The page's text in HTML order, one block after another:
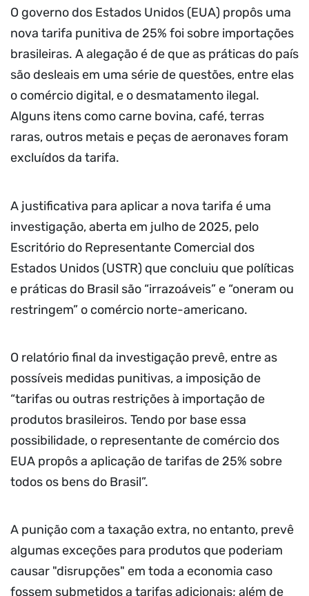
O governo dos Estados Unidos (EUA) propôs uma
nova tarifa punitiva de 25% foi sobre importações
brasileiras. A alegação é de que as práticas do país
são desleais em uma série de questões, entre elas
o comércio digital, e o desmatamento ilegal.
Alguns itens como carne bovina, café, terras
raras, outros metais e peças de aeronaves foram
excluídos da tarifa.
A justificativa para aplicar a nova tarifa é uma
investigação, aberta em julho de 2025, pelo
Escritório do Representante Comercial dos
Estados Unidos (USTR) que concluiu que políticas
e práticas do Brasil são “irrazoáveis” e “oneram ou
restringem” o comércio norte-americano.
O relatório final da investigação prevê, entre as
possíveis medidas punitivas, a imposição de
“tarifas ou outras restrições à importação de
produtos brasileiros. Tendo por base essa
possibilidade, o representante de comércio dos
EUA propôs a aplicação de tarifas de 25% sobre
todos os bens do Brasil”.
A punição com a taxação extra, no entanto, prevê
algumas exceções para produtos que poderiam
causar "disrupções" em toda a economia caso
fossem submetidos a tarifas adicionais; além de